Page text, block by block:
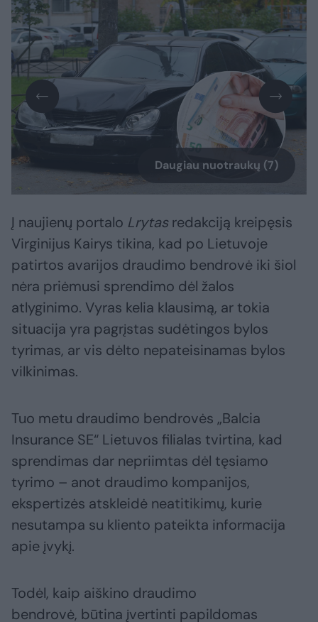
Daugiau nuotraukų (7)
Į naujienų portalo Lrytasredakciją kreipęsis
Virginijus Kairys tikina, kad po Lietuvoje
patirtos avarijos draudimo bendrovė iki šiol
nėra priėmusi sprendimo dėl žalos
atlyginimo. Vyras kelia klausimą, ar tokia
situacija yra pagrįstas sudėtingos bylos
tyrimas, ar vis dėlto nepateisinamas bylos
vilkinimas.
Tuo metu draudimo bendrovės „Balcia
Insurance SE“ Lietuvos filialas tvirtina, kad
sprendimas dar nepriimtas dėl tęsiamo
tyrimo – anot draudimo kompanijos,
ekspertizės atskleidė neatitikimų, kurie
nesutampa su kliento pateikta informacija
apie įvykį.
Todėl, kaip aiškino draudimo
bendrovė, būtina įvertinti papildomas